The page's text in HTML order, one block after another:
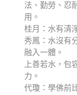
法、勤勞、忍
用。
桂月：水有清
秀鳳：水沒有
融入一體。
上善若水，包
力。
代瓊：學佛前